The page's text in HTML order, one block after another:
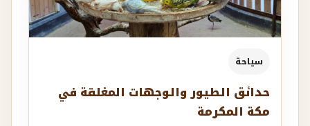
سياحة
حدائق الطيور والوجهات المغلقة في
مكة المكرمة